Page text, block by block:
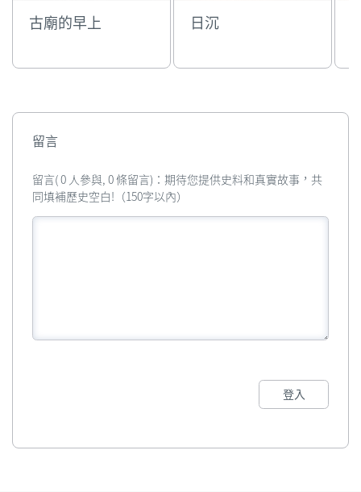
古廟的早上 日沉
留言
留言( 0 人參與, 0 條留言)：期待您提供史料和真實故事，共
同填補歷史空白!（150字以內）
登入